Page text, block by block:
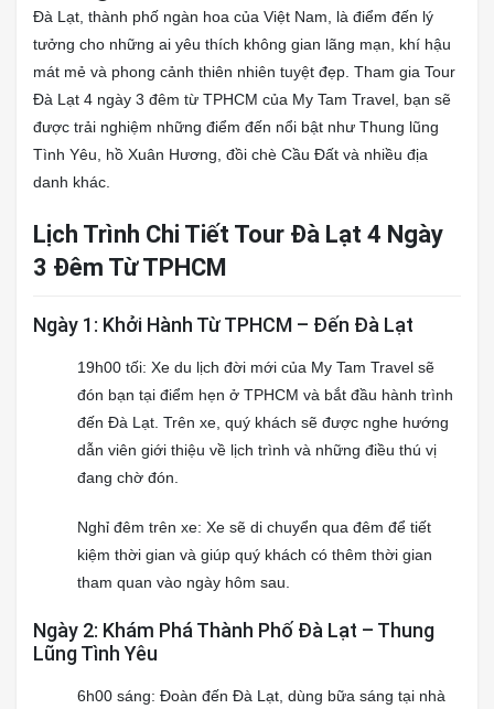
Đà Lạt, thành phố ngàn hoa của Việt Nam, là điểm đến lý
tưởng cho những ai yêu thích không gian lãng mạn, khí hậu
mát mẻ và phong cảnh thiên nhiên tuyệt đẹp. Tham gia Tour
Đà Lạt 4 ngày 3 đêm từ TPHCM của My Tam Travel, bạn sẽ
được trải nghiệm những điểm đến nổi bật như Thung lũng
Tình Yêu, hồ Xuân Hương, đồi chè Cầu Đất và nhiều địa
danh khác.
Lịch Trình Chi Tiết Tour Đà Lạt 4 Ngày
3 Đêm Từ TPHCM
Ngày 1: Khởi Hành Từ TPHCM – Đến Đà Lạt
19h00 tối: Xe du lịch đời mới của My Tam Travel sẽ
đón bạn tại điểm hẹn ở TPHCM và bắt đầu hành trình
đến Đà Lạt. Trên xe, quý khách sẽ được nghe hướng
dẫn viên giới thiệu về lịch trình và những điều thú vị
đang chờ đón.
Nghỉ đêm trên xe: Xe sẽ di chuyển qua đêm để tiết
kiệm thời gian và giúp quý khách có thêm thời gian
tham quan vào ngày hôm sau.
Ngày 2: Khám Phá Thành Phố Đà Lạt – Thung
Lũng Tình Yêu
6h00 sáng: Đoàn đến Đà Lạt, dùng bữa sáng tại nhà